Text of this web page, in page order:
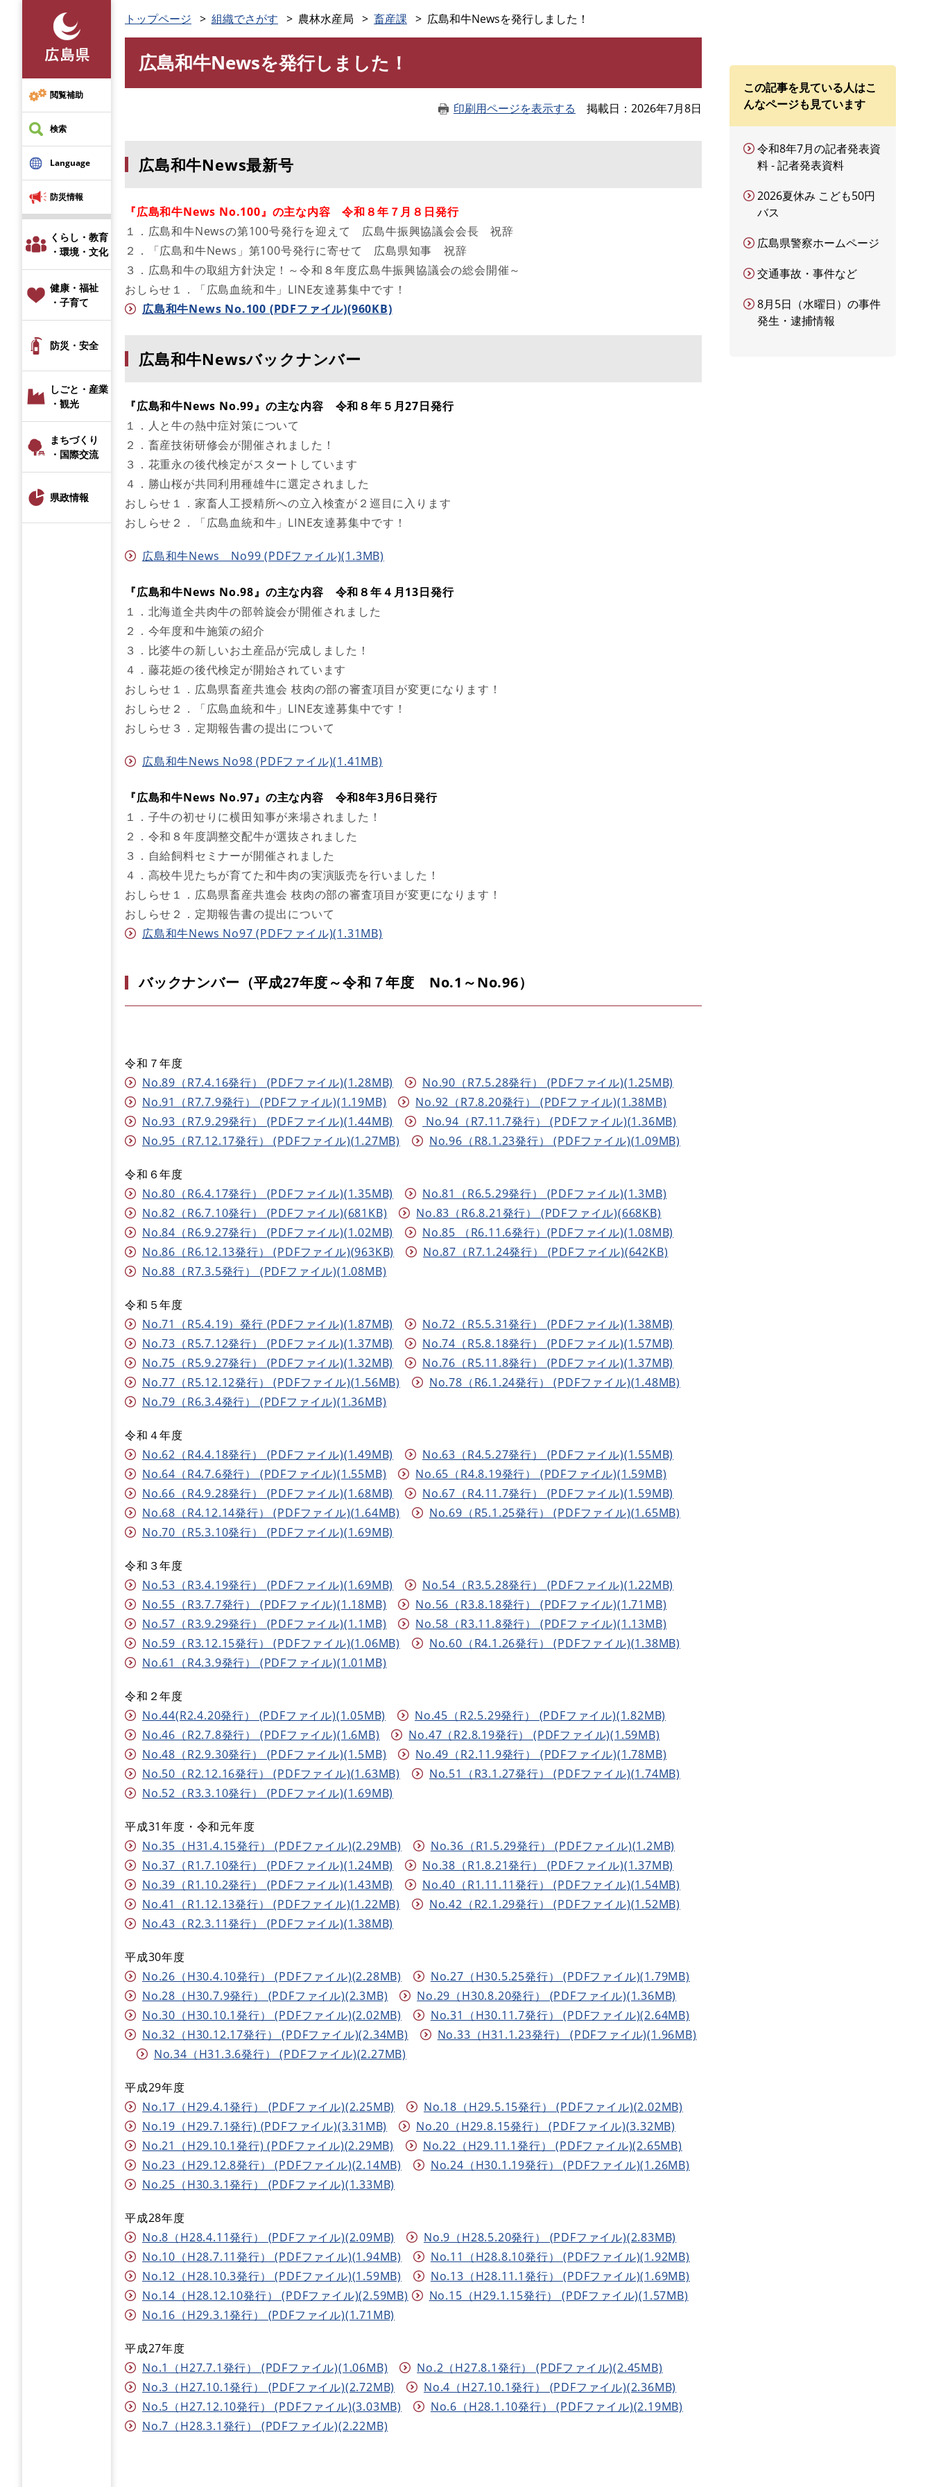
先
頭
で
す
閲覧補助
検索
Language
防災情報
くらし・教育
・環境・文化
健康・福祉
・子育て
防災・安全
しごと・産業
・観光
まちづくり
・国際交流
県政情報
トップページ 組織でさがす 農林水産局 畜産課 広島和牛Newsを発行しました！
広島和牛Newsを発行しました！
印刷用ページを表示する 掲載日 2026年7月8日
広島和牛News最新号
『広島和牛News No.100』の主な内容 令和８年７月８日​発行
１．広島和牛Newsの第100号発行を迎えて 広島牛振興協議会会長 祝辞
２．「広島和牛News」第100号発行に寄せて 広島県知事 祝辞
３．広島和牛の取組方針決定！～令和８年度広島牛振興協議会の総会開催～
おしらせ１．「広島血統和牛」LINE友達募集中です！
広島和牛News No.100 (PDFファイル)(960KB)
広島和牛Newsバックナンバー
『広島和牛News No.99』の主な内容 令和８年５月27日​発行
１．人と牛の熱中症対策について
２．畜産技術研修会が開催されました！
３．花重永の後代検定がスタートしています
４．勝山桜が共同利用種雄牛に選定されました
おしらせ１．家畜人工授精所への立入検査が２巡目に入ります
おしらせ２．「広島血統和牛」LINE友達募集中です！
広島和牛News No99 (PDFファイル)(1.3MB)
『広島和牛News No.98』の主な内容 令和８年４月13日​発行
１．北海道全共肉牛の部斡旋会が開催されました
２．今年度和牛施策の紹介
３．比婆牛の新しいお土産品が完成しました！
４．藤花姫の後代検定が開始されています
おしらせ１．広島県畜産共進会 枝肉の部の審査項目が変更になります！
おしらせ２．「広島血統和牛」LINE友達募集中です！
おしらせ３．定期報告書の提出について
広島和牛News No98 (PDFファイル)(1.41MB)
『広島和牛News No.97』の主な内容 令和8年3月6日​発行
１．子牛の初せりに横田知事が来場されました！
２．令和８年度調整交配牛が選抜されました
３．自給飼料セミナーが開催されました
４．高校牛児たちが育てた和牛肉の実演販売を行いました！
おしらせ１．広島県畜産共進会 枝肉の部の審査項目が変更になります！
おしらせ２．定期報告書の提出について​
広島和牛News No97 (PDFファイル)(1.31MB)
バックナンバー（平成27年度～令和７年度 No.1～No.96）
令和７年度
No.89（R7.4.16発行） (PDFファイル)(1.28MB)
No.90（R7.5.28発行） (PDFファイル)(1.25MB)
No.91（R7.7.9発行） (PDFファイル)(1.19MB)
No.92（R7.8.20発行） (PDFファイル)(1.38MB)
No.93（R7.9.29発行） (PDFファイル)(1.44MB)
No.94（R7.11.7発行） (PDFファイル)(1.36MB)
No.95（R7.12.17発行） (PDFファイル)(1.27MB)
No.96（R8.1.23発行） (PDFファイル)(1.09MB)
令和６年度
No.80（R6.4.17発行） (PDFファイル)(1.35MB)
No.81（R6.5.29発行） (PDFファイル)(1.3MB)
No.82（R6.7.10発行） (PDFファイル)(681KB)
No.83（R6.8.21発行） (PDFファイル)(668KB)
No.84（R6.9.27発行） (PDFファイル)(1.02MB)
No.85 （R6.11.6発行）(PDFファイル)(1.08MB)
No.86（R6.12.13発行） (PDFファイル)(963KB)
No.87（R7.1.24発行） (PDFファイル)(642KB)
No.88（R7.3.5発行） (PDFファイル)(1.08MB)
令和５年度
No.71（R5.4.19）発行 (PDFファイル)(1.87MB)
No.72（R5.5.31発行） (PDFファイル)(1.38MB)
No.73（R5.7.12発行） (PDFファイル)(1.37MB)
No.74（R5.8.18発行） (PDFファイル)(1.57MB)
No.75（R5.9.27発行） (PDFファイル)(1.32MB)
No.76（R5.11.8発行） (PDFファイル)(1.37MB)
No.77（R5.12.12発行） (PDFファイル)(1.56MB)
No.78（R6.1.24発行） (PDFファイル)(1.48MB)
No.79（R6.3.4発行） (PDFファイル)(1.36MB)
令和４年度
No.62（R4.4.18発行） (PDFファイル)(1.49MB)
No.63（R4.5.27発行） (PDFファイル)(1.55MB)
No.64（R4.7.6発行） (PDFファイル)(1.55MB)
No.65（R4.8.19発行） (PDFファイル)(1.59MB)
No.66（R4.9.28発行） (PDFファイル)(1.68MB)
No.67（R4.11.7発行） (PDFファイル)(1.59MB)
No.68（R4.12.14発行） (PDFファイル)(1.64MB)
No.69（R5.1.25発行） (PDFファイル)(1.65MB)
No.70（R5.3.10発行） (PDFファイル)(1.69MB)
令和３年度
No.53（R3.4.19発行） (PDFファイル)(1.69MB)
No.54（R3.5.28発行） (PDFファイル)(1.22MB)
No.55（R3.7.7発行） (PDFファイル)(1.18MB)
No.56（R3.8.18発行） (PDFファイル)(1.71MB)
No.57（R3.9.29発行） (PDFファイル)(1.1MB)
No.58（R3.11.8発行） (PDFファイル)(1.13MB)
No.59（R3.12.15発行） (PDFファイル)(1.06MB)
No.60（R4.1.26発行） (PDFファイル)(1.38MB)
No.61（R4.3.9発行） (PDFファイル)(1.01MB)
令和２年度
No.44(R2.4.20発行） (PDFファイル)(1.05MB)
No.45（R2.5.29発行） (PDFファイル)(1.82MB)
No.46（R2.7.8発行） (PDFファイル)(1.6MB)
No.47（R2.8.19発行） (PDFファイル)(1.59MB)
No.48（R2.9.30発行） (PDFファイル)(1.5MB)
No.49（R2.11.9発行） (PDFファイル)(1.78MB)
No.50（R2.12.16発行） (PDFファイル)(1.63MB)
No.51（R3.1.27発行） (PDFファイル)(1.74MB)
No.52（R3.3.10発行） (PDFファイル)(1.69MB)
平成31年度・令和元年度
No.35（H31.4.15発行） (PDFファイル)(2.29MB)
No.36（R1.5.29発行） (PDFファイル)(1.2MB)
No.37（R1.7.10発行） (PDFファイル)(1.24MB)
No.38（R1.8.21発行） (PDFファイル)(1.37MB)
No.39（R1.10.2発行） (PDFファイル)(1.43MB)
No.40（R1.11.11発行） (PDFファイル)(1.54MB)
No.41（R1.12.13発行） (PDFファイル)(1.22MB)
No.42（R2.1.29発行） (PDFファイル)(1.52MB)
No.43（R2.3.11発行） (PDFファイル)(1.38MB)
平成30年度
No.26（H30.4.10発行） (PDFファイル)(2.28MB)
No.27（H30.5.25発行） (PDFファイル)(1.79MB)
No.28（H30.7.9発行） (PDFファイル)(2.3MB)
No.29（H30.8.20発行） (PDFファイル)(1.36MB)
No.30（H30.10.1発行） (PDFファイル)(2.02MB)
No.31（H30.11.7発行） (PDFファイル)(2.64MB)
No.32（H30.12.17発行） (PDFファイル)(2.34MB)
No.33（H31.1.23発行） (PDFファイル)(1.96MB)
No.34（H31.3.6発行） (PDFファイル)(2.27MB)
平成29年度
No.17（H29.4.1発行） (PDFファイル)(2.25MB)
No.18（H29.5.15発行） (PDFファイル)(2.02MB)
No.19（H29.7.1発行) (PDFファイル)(3.31MB)
No.20（H29.8.15発行） (PDFファイル)(3.32MB)
No.21（H29.10.1発行) (PDFファイル)(2.29MB)
No.22（H29.11.1発行） (PDFファイル)(2.65MB)
No.23（H29.12.8発行） (PDFファイル)(2.14MB)
No.24（H30.1.19発行） (PDFファイル)(1.26MB)
No.25（H30.3.1発行） (PDFファイル)(1.33MB)
平成28年度
No.8（H28.4.11発行） (PDFファイル)(2.09MB)
No.9（H28.5.20発行） (PDFファイル)(2.83MB)
No.10（H28.7.11発行） (PDFファイル)(1.94MB)
No.11（H28.8.10発行） (PDFファイル)(1.92MB)
No.12（H28.10.3発行） (PDFファイル)(1.59MB)
No.13（H28.11.1発行） (PDFファイル)(1.69MB)
No.14（H28.12.10発行） (PDFファイル)(2.59MB)
No.15（H29.1.15発行） (PDFファイル)(1.57MB)
No.16（H29.3.1発行） (PDFファイル)(1.71MB)
平成27年度
No.1（H27.7.1発行） (PDFファイル)(1.06MB)
No.2（H27.8.1発行） (PDFファイル)(2.45MB)
No.3（H27.10.1発行） (PDFファイル)(2.72MB)
No.4（H27.10.1発行） (PDFファイル)(2.36MB)
No.5（H27.12.10発行） (PDFファイル)(3.03MB)
No.6（H28.1.10発行） (PDFファイル)(2.19MB)
No.7（H28.3.1発行） (PDFファイル)(2.22MB)
この記事を見ている人はこ
んなページも見ています
令和8年7月の記者発表資
料 - 記者発表資料
2026夏休み こども50円
バス
広島県警察ホームページ
交通事故・事件など
8月5日（水曜日）の事件
発生・逮捕情報